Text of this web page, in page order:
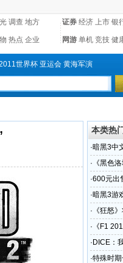
调查 地方 证券 经济 上市 银
热点 企业 网游 单机 竞技 健
世界杯 亚运会 黄海军演
本类热
·暗黑3中
· 《黑色
·600元出
·暗黑3游
· 《狂怒
· 《F1
· DICE：
·特殊时